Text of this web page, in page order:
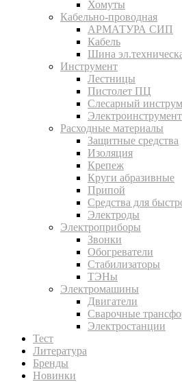
Хомуты
Кабельно-проводная
АРМАТУРА СИП
Кабель
Шина
Инструмент
Лестницы
Пистолет ПЦ
Слесарный
Электроинструмент
Расходные материалы
Защитные средства
Изоляция
Крепеж
Круги абразивные
Припой
Средства для
Электроды
Электроприборы
Звонки
Обогреватели
Стабилизаторы
ТЭНы
Электромашины
Двигатели
Сварочные
Электростанции
Тест
Литература
Бренды
Новинки